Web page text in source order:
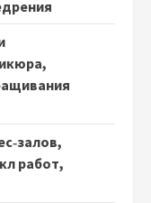
работ,